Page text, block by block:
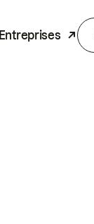
Entreprises